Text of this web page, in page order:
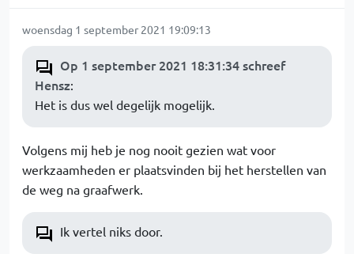
woensdag 1 september 2021 19:09:13
Op 1 september 2021 18:31:34 schreef
Hensz:
Het is dus wel degelijk mogelijk.
Volgens mij heb je nog nooit gezien wat voor
werkzaamheden er plaatsvinden bij het herstellen van
de weg na graafwerk.
Ik vertel niks door.